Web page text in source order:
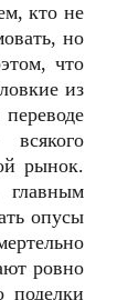
кто не
но
что
из
рынок.
опусы
ровно
поделки